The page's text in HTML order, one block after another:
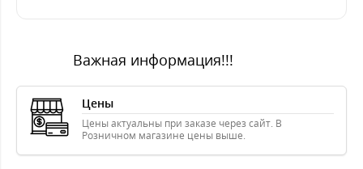
Важная информация!!!
Цены
Цены актуальны при заказе через сайт. В
Розничном магазине цены выше.